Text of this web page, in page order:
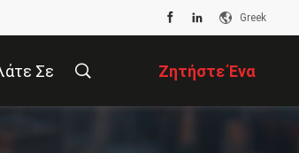
Greek
Σε Ζητήστε Ένα
Απόσπασμα